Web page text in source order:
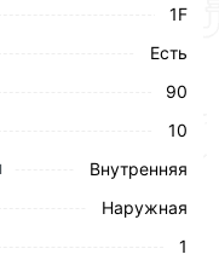
можете оформить
на сайте.
в
обработают
условий
1F
Есть
90
10
Внутренняя
Наружная
1